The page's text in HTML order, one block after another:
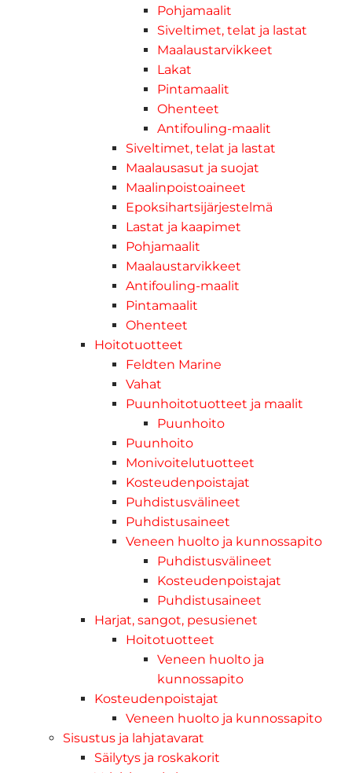
Pohjamaalit
Siveltimet, telat ja lastat
Maalaustarvikkeet
Lakat
Pintamaalit
Ohenteet
Antifouling-maalit
Siveltimet, telat ja lastat
Maalausasut ja suojat
Maalinpoistoaineet
Epoksihartsijärjestelmä
Lastat ja kaapimet
Pohjamaalit
Maalaustarvikkeet
Antifouling-maalit
Pintamaalit
Ohenteet
Hoitotuotteet
Feldten Marine
Vahat
Puunhoitotuotteet ja maalit
Puunhoito
Puunhoito
Monivoitelutuotteet
Kosteudenpoistajat
Puhdistusvälineet
Puhdistusaineet
Veneen huolto ja kunnossapito
Puhdistusvälineet
Kosteudenpoistajat
Puhdistusaineet
Harjat, sangot, pesusienet
Hoitotuotteet
Veneen huolto ja
kunnossapito
Kosteudenpoistajat
Veneen huolto ja kunnossapito
Sisustus ja lahjatavarat
Säilytys ja roskakorit